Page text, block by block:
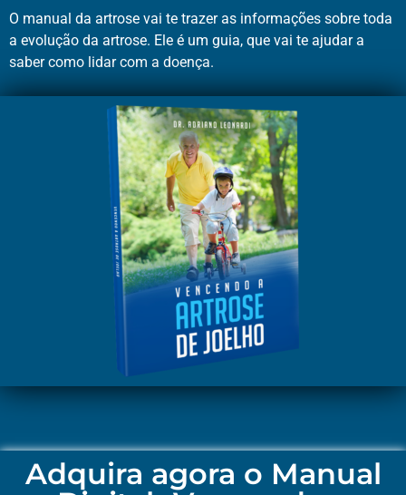
O manual da artrose vai te trazer as informações sobre toda
a evolução da artrose. Ele é um guia, que vai te ajudar a
saber como lidar com a doença.
Adquira agora o Manual